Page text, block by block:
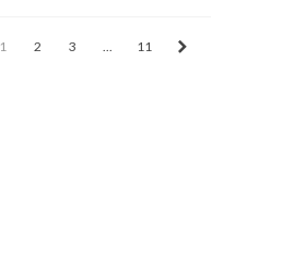
1 2 3 11